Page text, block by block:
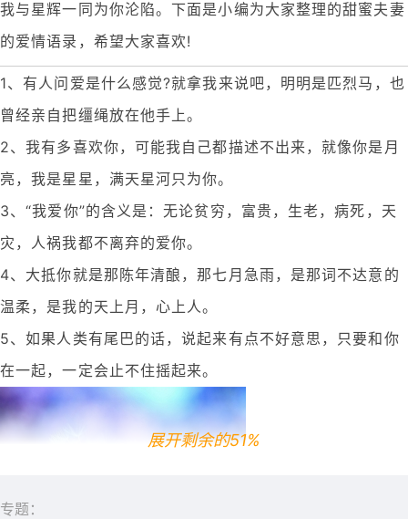
我与星辉一同为你沦陷。下面是小编为大家整理的甜蜜夫妻
的爱情语录，希望大家喜欢!
1、有人问爱是什么感觉?就拿我来说吧，明明是匹烈马，也
曾经亲自把缰绳放在他手上。
2、我有多喜欢你，可能我自己都描述不出来，就像你是月
亮，我是星星，满天星河只为你。
3、“我爱你”的含义是：无论贫穷，富贵，生老，病死，天
灾，人祸我都不离弃的爱你。
4、大抵你就是那陈年清酿，那七月急雨，是那词不达意的
温柔，是我的天上月，心上人。
5、如果人类有尾巴的话，说起来有点不好意思，只要和你
在一起，一定会止不住摇起来。
展开剩余的51%
专题：